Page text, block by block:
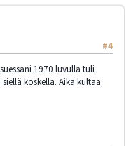
#4
1970 luvulla tuli
koskella. Aika kultaa